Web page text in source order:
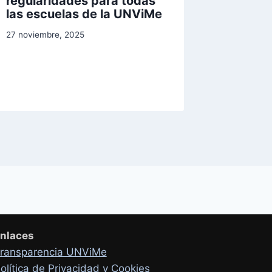
las escuelas de la UNViMe
27 noviembre, 2025
UNViMe
de Privacidad y Cookies